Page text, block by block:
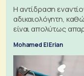
Η αντίδραση
αδικαιολόγητη,
είναι απολύτως
Mohamed El Erian